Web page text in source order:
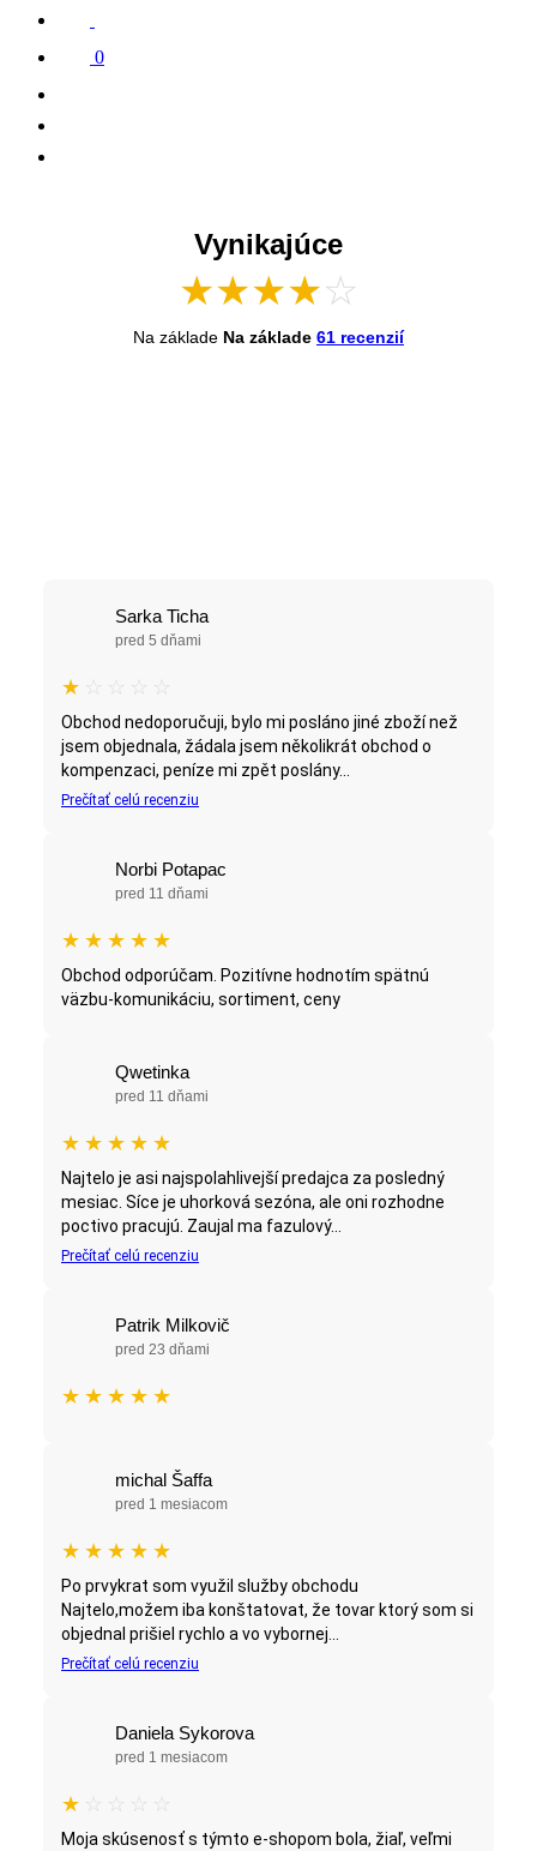
0
Vynikajúce
★★★★☆
Na základe Na základe 61 recenzií
Sarka Ticha
pred 5 dňami
★ ☆ ☆ ☆ ☆
Obchod nedoporučuji, bylo mi posláno jiné zboží než
jsem objednala, žádala jsem několikrát obchod o
kompenzaci, peníze mi zpět poslány...
Prečítať celú recenziu
Norbi Potapac
pred 11 dňami
★ ★ ★ ★ ★
Obchod odporúčam. Pozitívne hodnotím spätnú
väzbu-komunikáciu, sortiment, ceny
Qwetinka
pred 11 dňami
★ ★ ★ ★ ★
Najtelo je asi najspolahlivejší predajca za posledný
mesiac. Síce je uhorková sezóna, ale oni rozhodne
poctivo pracujú. Zaujal ma fazulový...
Prečítať celú recenziu
Patrik Milkovič
pred 23 dňami
★ ★ ★ ★ ★
michal Šaffa
pred 1 mesiacom
★ ★ ★ ★ ★
Po prvykrat som využil služby obchodu
Najtelo,možem iba konštatovat, že tovar ktorý som si
objednal prišiel rychlo a vo vybornej...
Prečítať celú recenziu
Daniela Sykorova
pred 1 mesiacom
★ ☆ ☆ ☆ ☆
Moja skúsenosť s týmto e-shopom bola, žiaľ, veľmi